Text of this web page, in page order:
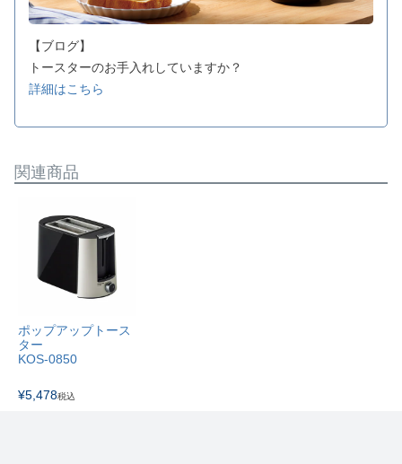
【ブログ】
トースターのお手入れしていますか？
詳細はこちら
関連商品
ポップアップトース
ター
KOS-0850
¥5,478税込